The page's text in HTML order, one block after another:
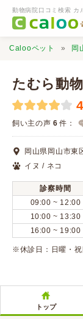
動物病院口コミ検索 カ
動物病院検索
口コミ検索
Calooペットと
口コミ投稿
Calooペット 岡
たむら動
飼い主の声 6 件：
岡山県岡山市東
イヌ / ネコ
診察時間
09:00 ~ 12:00
10:00 ~ 13:30
16:00 ~ 19:00
※休診日：日曜・
トップ